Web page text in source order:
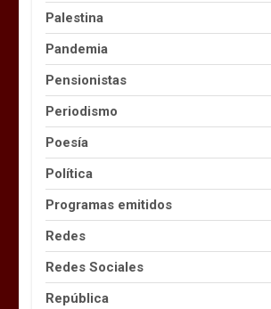
Palestina
Pandemia
Pensionistas
Periodismo
Poesía
Política
Programas emitidos
Redes
Redes Sociales
República